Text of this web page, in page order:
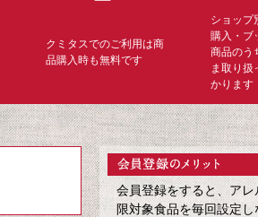
クミタスでのご利用は商
品購入時も無料です
ショップ
購入・ブ
商品のう
ま取り扱
かります
会員登録をすると、アレ
限対象食品を毎回設定